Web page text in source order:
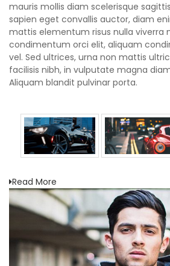
mauris mollis diam scelerisque
sapien eget convallis auctor, diam
mattis elementum risus nulla viverra
condimentum orci elit, aliquam
vel. Sed ultrices, urna non mattis
facilisis nibh, in vulputate magna
Aliquam blandit pulvinar porta.
Read More